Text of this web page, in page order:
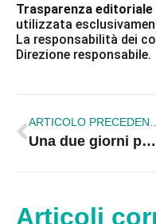
Trasparenza editoriale
utilizzata
La responsabilità dei
Direzione responsabile.
Una due giorni per parlare della tanto attesa ratifica della legge quadro in materia di incendi
Articoli